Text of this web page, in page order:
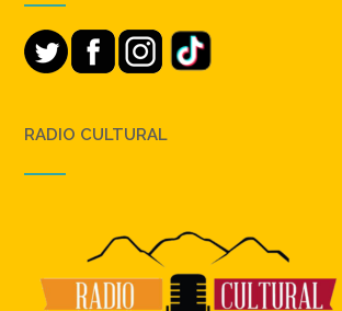
RADIO CULTURAL